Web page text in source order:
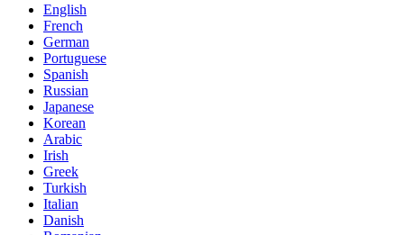
English
French
German
Portuguese
Spanish
Russian
Japanese
Korean
Arabic
Irish
Greek
Turkish
Italian
Danish